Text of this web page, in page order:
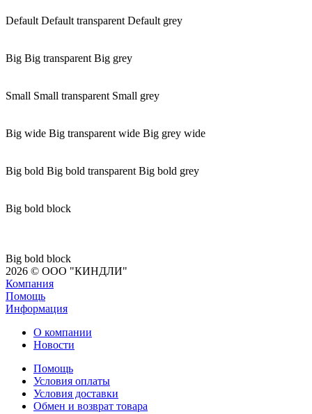
Default Default transparent Default grey
Big Big transparent Big grey
Small Small transparent Small grey
Big wide Big transparent wide Big grey wide
Big bold Big bold transparent Big bold grey
Big bold block
Big bold block
2026 © ООО "КИНДЛИ"
Компания
Помощь
Информация
О компании
Новости
Помощь
Условия оплаты
Условия доставки
Обмен и возврат товара